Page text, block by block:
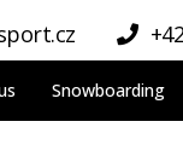
Snowboarding